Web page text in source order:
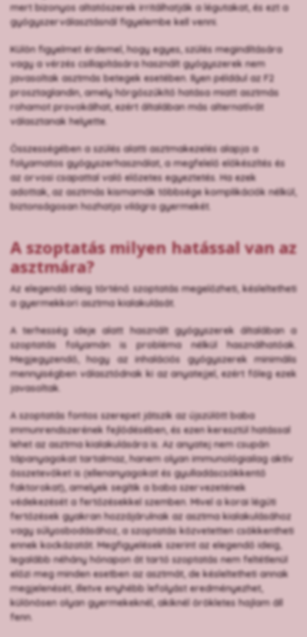
mert bizonyos altatószerek irritálhatják a légutakat, és ezt a
gyógyszerválasztásnál figyelembe kell venni.
Külön figyelmet érdemel, hogy egyes, szülés megindítására
vagy a vérzés csillapítására használt gyógyszerek nem
javasoltak asztmás betegek esetében. Ilyen például az F2
prosztaglandin, amely hörgőszűkítő hatása miatt asztmás
rohamot provokálhat, ezért általában más alternatívát
választanak helyette.
Összességében a szülés alatti asztmakezelés alapja a
folyamatos gyógyszerhasználat, a megfelelő előkészítés és
az orvosi csapattal való előzetes egyeztetés. Ha ezek
adottak, az asztmás kismamák többsége komplikációk nélkül,
biztonságosan hozhatja világra gyermekét.
A szoptatás milyen hatással van az
asztmára?
Az elegendő ideig történő szoptatás megelőzheti, késleltetheti
a gyermekkori asztma kialakulását.
A terhesség ideje alatt használt gyógyszerek általában a
szoptatás folyamán is probléma nélkül használhatóak.
Megjegyzendő, hogy az inhalációs gyógyszerek minimális
mennyiségben választódnak ki az anyatejjel, ezért főleg ezek
javasoltak.
A szoptatás fontos szerepet játszik az újszülött baba
immunrendszerének fejlődésében, és ezen keresztül hatással
lehet az asztma kialakulására is. Az anyatej nem csupán
tápanyagokat tartalmaz, hanem olyan immunológiailag aktív
összetevőket is (ellenanyagokat és gyulladáscsökkentő
faktorokat), amelyek segítik a baba szervezetének
védekezését a fertőzésekkel szemben. Mivel a korai légúti
fertőzések gyakran hozzájárulnak az asztma kialakulásához
vagy súlyosbodásához, a szoptatás közvetetten csökkentheti
ennek kockázatát. Megfigyelések szerint az elegendő ideig,
legalább néhány hónapon át tartó szoptatás nem feltétlenül
előzi meg minden esetben az asztmát, de késleltetheti annak
megjelenését, illetve enyhébb lefolyást eredményezhet,
különösen olyan gyermekeknél, akiknél örökletes hajlam áll
fenn.